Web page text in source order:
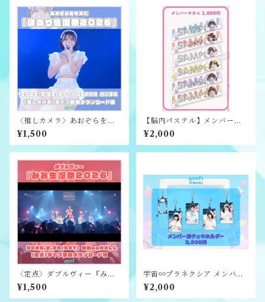
〈推しカメラ〉あおぞらをキ
ミに『ほのり生誕祭2026』ラ
イブ映像ダウンロード版
¥1,500
【脳内パステル】メンバータ
オル
¥2,000
〈定点〉ダブルヴィー『みお
生誕祭2026』ライブ映像ダウ
ンロード版
¥1,500
宇宙∞プラネクシア メンバー
別チェキホルダー
¥2,000